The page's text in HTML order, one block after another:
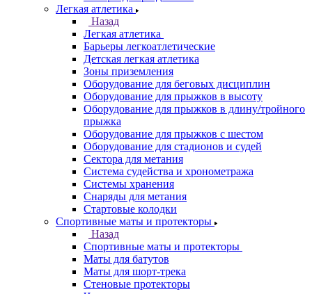
Легкая атлетика
Назад
Легкая атлетика
Барьеры легкоатлетические
Детская легкая атлетика
Зоны приземления
Оборудование для беговых дисциплин
Оборудование для прыжков в высоту
Оборудование для прыжков в длину/тройного
прыжка
Оборудование для прыжков с шестом
Оборудование для стадионов и судей
Сектора для метания
Система судейства и хронометража
Системы хранения
Снаряды для метания
Стартовые колодки
Спортивные маты и протекторы
Назад
Спортивные маты и протекторы
Маты для батутов
Маты для шорт-трека
Стеновые протекторы